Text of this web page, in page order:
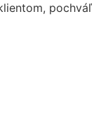
pochváľ